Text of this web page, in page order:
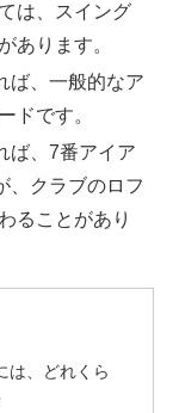
は、スイング
あります。
ば、一般的なア
ドです。
ば、7番アイア
、クラブのロフ
ることがあり
は、どれくら